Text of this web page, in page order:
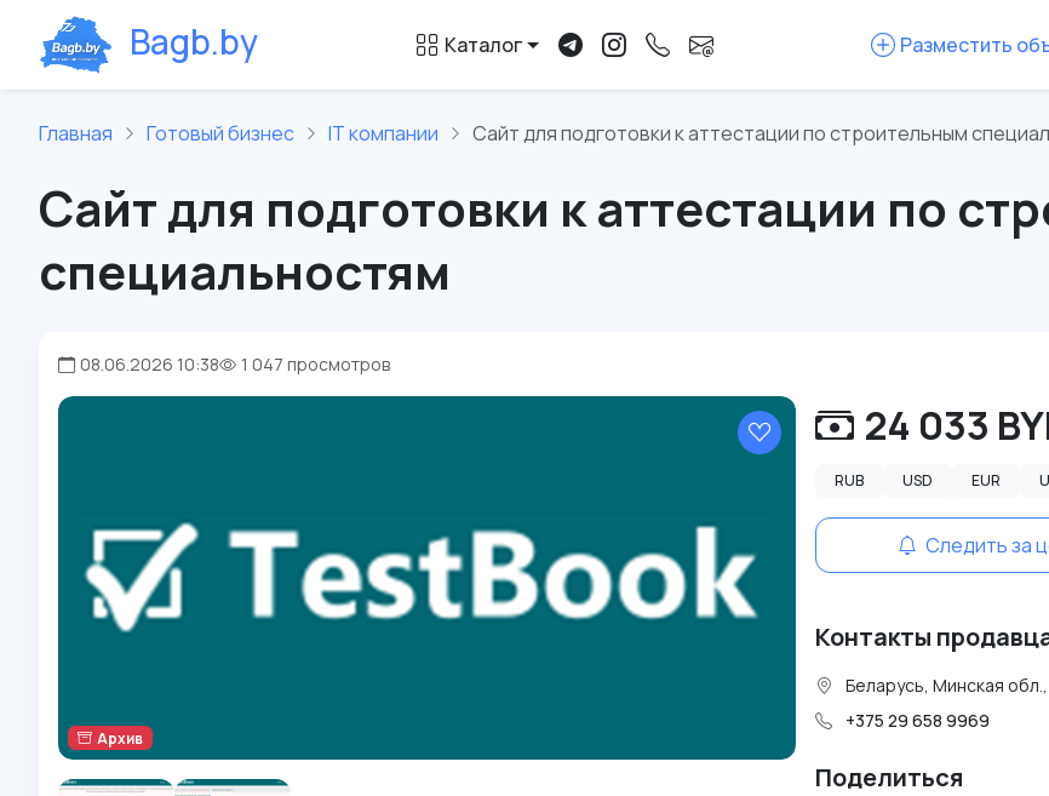
Bagb.by Каталог Разместить
Главная Готовый бизнес IT компании Сайт для подготовки к аттестации по строительным
Сайт для подготовки к аттестации по
специальностям
08.06.2026 10:38 1 047 просмотров
Архив
24 033
RUB USD EUR
Следить за
Контакты
Беларусь, Минская
+375 29 658 9969
Поделиться